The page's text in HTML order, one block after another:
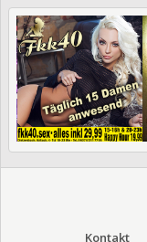
Kontakt